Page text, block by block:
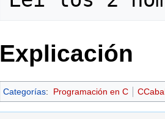
Explicación
Categorías: Programación en C